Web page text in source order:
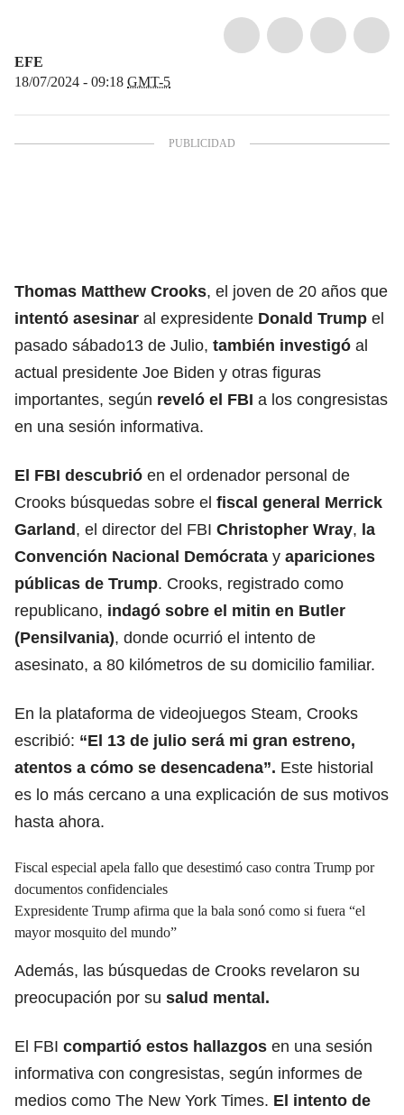
EFE
18/07/2024 - 09:18 GMT-5
Thomas Matthew Crooks, el joven de 20 años que
intentó asesinar al expresidente Donald Trump el
pasado sábado13 de Julio, también investigó al
actual presidente Joe Biden y otras figuras
importantes, según reveló el FBI a los congresistas
en una sesión informativa.
El FBI descubrió en el ordenador personal de
Crooks búsquedas sobre el fiscal general Merrick
Garland, el director del FBI Christopher Wray, la
Convención Nacional Demócrata y apariciones
públicas de Trump. Crooks, registrado como
republicano, indagó sobre el mitin en Butler
(Pensilvania), donde ocurrió el intento de
asesinato, a 80 kilómetros de su domicilio familiar.
En la plataforma de videojuegos Steam, Crooks
escribió: “El 13 de julio será mi gran estreno,
atentos a cómo se desencadena”. Este historial
es lo más cercano a una explicación de sus motivos
hasta ahora.
Fiscal especial apela fallo que desestimó caso contra Trump por
documentos confidenciales
Expresidente Trump afirma que la bala sonó como si fuera “el
mayor mosquito del mundo”
Además, las búsquedas de Crooks revelaron su
preocupación por su salud mental.
El FBI compartió estos hallazgos en una sesión
informativa con congresistas, según informes de
medios como The New York Times. El intento de